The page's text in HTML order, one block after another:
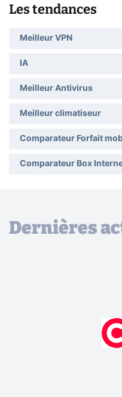
Les tendances
Meilleur VPN
IA
Meilleur Antivirus
Meilleur climatiseur
Comparateur Forfait
Comparateur Box
Dernières